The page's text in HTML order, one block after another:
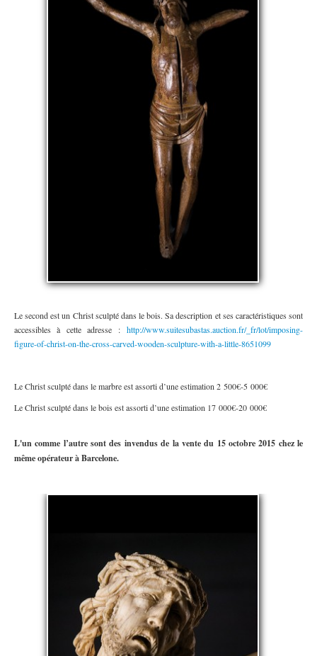
Le second est un Christ sculpté dans le bois. Sa description et ses caractéristiques sont
accessibles à cette adresse : http://www.suitesubastas.auction.fr/_fr/lot/imposing-
figure-of-christ-on-the-cross-carved-wooden-sculpture-with-a-little-8651099
Le Christ sculpté dans le marbre est assorti d’une estimation 2 500€-5 000€
Le Christ sculpté dans le bois est assorti d’une estimation 17 000€-20 000€
L'un comme l’autre sont des invendus de la vente du 15 octobre 2015 chez le
même opérateur à Barcelone.